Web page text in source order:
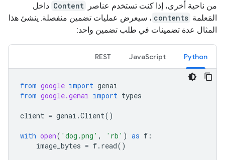
من ناحية أخرى، إذا كنت تستخدم عناصر Content داخل
المَعلمة contents ، سيعرض عمليات تضمين منفصلة. ينشئ هذا
المثال عدة تضمينات في طلب تضمين واحد:
Python
JavaScript
REST
from google import genai
from google.genai import types
client = genai .Client()
with open( 'dog.png' , 'rb' ) as f :
image_bytes = f. read()